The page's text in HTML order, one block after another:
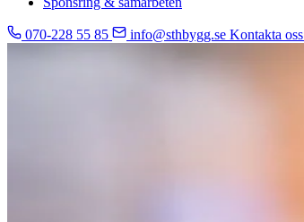
070-228 55 85 info@sthbygg.se Kontakta oss